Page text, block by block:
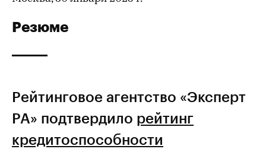
Резюме
Рейтинговое агентство «Эксперт
РА» подтвердило рейтинг
кредитоспособности